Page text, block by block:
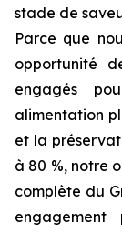
stade de
Parce que
opportunité
engagés
alimentation
et la
à 80 %, notre
complète du